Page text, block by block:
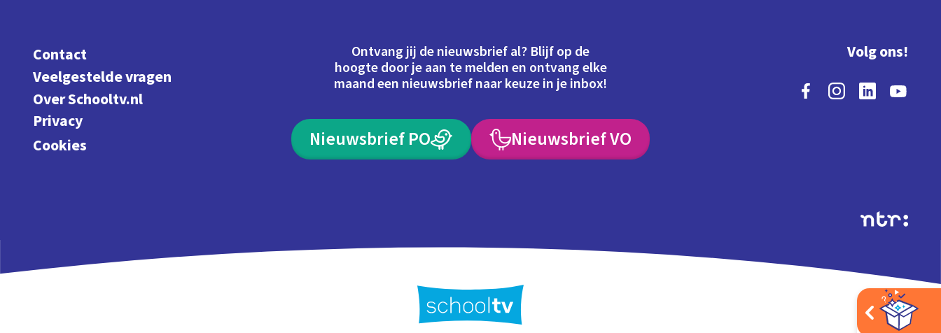
Contact
Veelgestelde vragen
Over Schooltv.nl
Privacy
Cookies
Ontvang jij de nieuwsbrief al? Blijf op de
hoogte door je aan te melden en ontvang elke
maand een nieuwsbrief naar keuze in je inbox!
Nieuwsbrief PO Nieuwsbrief VO
Volg ons!
Extra's